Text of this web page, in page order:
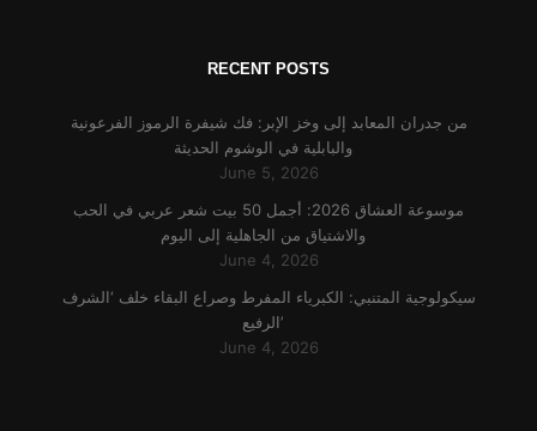
RECENT POSTS
من جدران المعابد إلى وخز الإبر: فك شيفرة الرموز الفرعونية
والبابلية في الوشوم الحديثة
June 5, 2026
موسوعة العشاق 2026: أجمل 50 بيت شعر عربي في الحب
والاشتياق من الجاهلية إلى اليوم
June 4, 2026
سيكولوجية المتنبي: الكبرياء المفرط وصراع البقاء خلف ‘الشرف
الرفيع’
June 4, 2026